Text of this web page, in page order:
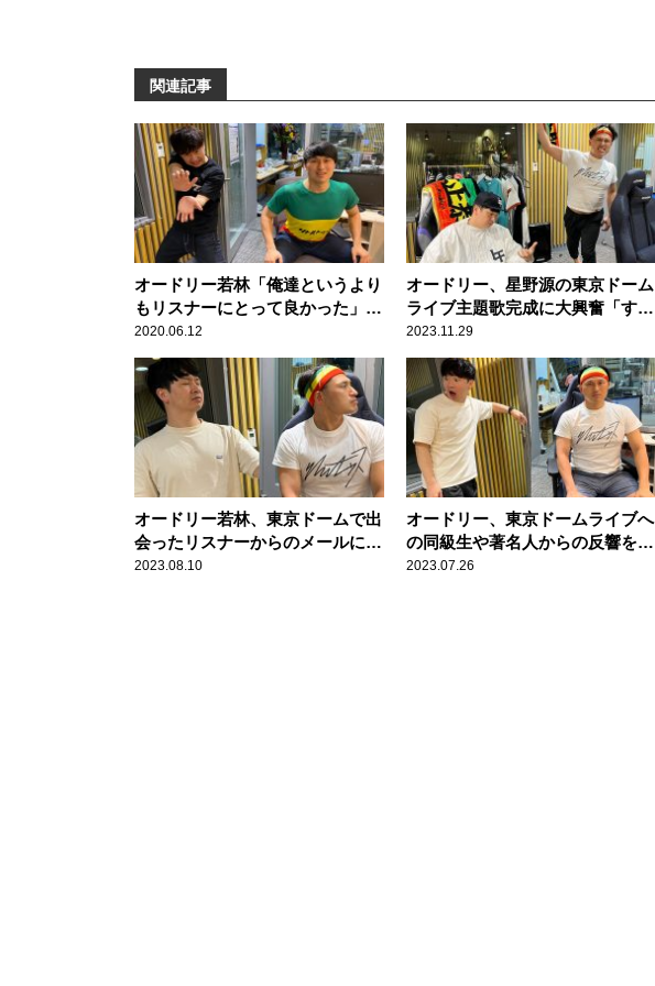
関連記事
オードリー若林「俺達というより
もリスナーにとって良かった」
『さよならむつみ荘』ギャラクシ
ー賞入賞に喜び
2020.06.12
オードリー、星野源の東京ドーム
ライブ主題歌完成に大興奮「すご
いことだよなぁ！」「ありがた
い！」
2023.11.29
オードリー若林、東京ドームで出
会ったリスナーからのメールに
「たぶん本人だと思う」
2023.08.10
オードリー、東京ドームライブへ
の同級生や著名人からの反響を紹
介「ありがたい、ありがたい」
2023.07.26